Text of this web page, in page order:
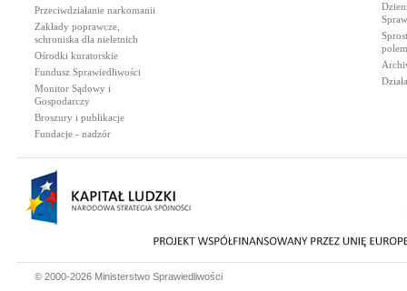
Przeciwdziałanie narkomanii
Zakłady poprawcze,
schroniska dla nieletnich
Ośrodki kuratorskie
Fundusz Sprawiedliwości
Monitor Sądowy i
Gospodarczy
Broszury i publikacje
Fundacje - nadzór
© 2000-2026 Ministerstwo Sprawiedliwości